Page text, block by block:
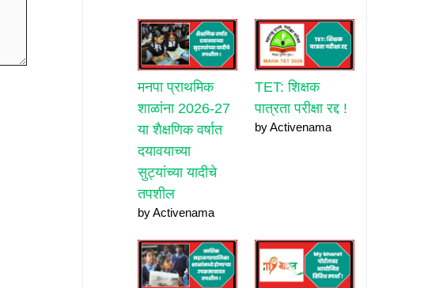
मनपा प्राथमिक
शाळांना 2026-27
या शैक्षणिक वर्षात
दयावयाच्या
सुट्यांच्या यादीचे
तपशील
by Activenama
TET: शिक्षक
पात्रता परीक्षा रद्द !
by Activenama